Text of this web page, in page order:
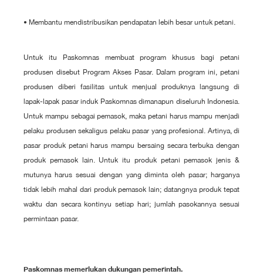
• Membantu mendistribusikan pendapatan lebih besar untuk petani.
Untuk itu Paskomnas membuat program khusus bagi petani
produsen disebut Program Akses Pasar. Dalam program ini, petani
produsen diberi fasilitas untuk menjual produknya langsung di
lapak-lapak pasar induk Paskomnas dimanapun diseluruh Indonesia.
Untuk mampu sebagai pemasok, maka petani harus mampu menjadi
pelaku produsen sekaligus pelaku pasar yang profesional. Artinya, di
pasar produk petani harus mampu bersaing secara terbuka dengan
produk pemasok lain. Untuk itu produk petani pemasok jenis &
mutunya harus sesuai dengan yang diminta oleh pasar; harganya
tidak lebih mahal dari produk pemasok lain; datangnya produk tepat
waktu dan secara kontinyu setiap hari; jumlah pasokannya sesuai
permintaan pasar.
Paskomnas memerlukan dukungan pemerintah.